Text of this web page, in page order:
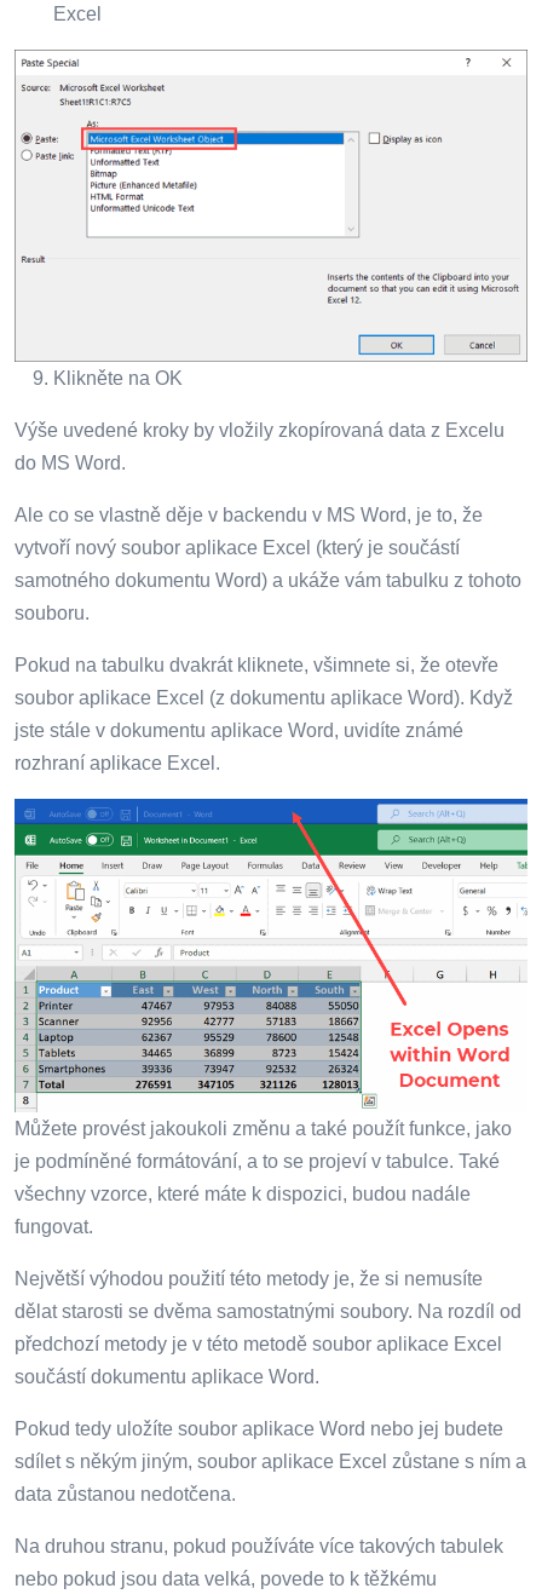
Excel
Klikněte na OK
Výše uvedené kroky by vložily zkopírovaná data z Excelu
do MS Word.
Ale co se vlastně děje v backendu v MS Word, je to, že
vytvoří nový soubor aplikace Excel (který je součástí
samotného dokumentu Word) a ukáže vám tabulku z tohoto
souboru.
Pokud na tabulku dvakrát kliknete, všimnete si, že otevře
soubor aplikace Excel (z dokumentu aplikace Word). Když
jste stále v dokumentu aplikace Word, uvidíte známé
rozhraní aplikace Excel.
Můžete provést jakoukoli změnu a také použít funkce, jako
je podmíněné formátování, a to se projeví v tabulce. Také
všechny vzorce, které máte k dispozici, budou nadále
fungovat.
Největší výhodou použití této metody je, že si nemusíte
dělat starosti se dvěma samostatnými soubory. Na rozdíl od
předchozí metody je v této metodě soubor aplikace Excel
součástí dokumentu aplikace Word.
Pokud tedy uložíte soubor aplikace Word nebo jej budete
sdílet s někým jiným, soubor aplikace Excel zůstane s ním a
data zůstanou nedotčena.
Na druhou stranu, pokud používáte více takových tabulek
nebo pokud jsou data velká, povede to k těžkému